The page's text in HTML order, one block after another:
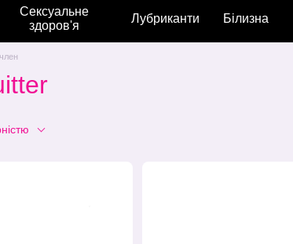
Сексуальне
здоров'я
Лубриканти Білизна